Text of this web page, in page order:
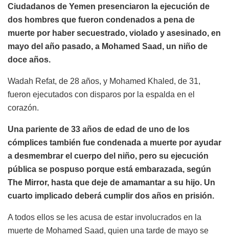
Ciudadanos de Yemen presenciaron la ejecución de
dos hombres que fueron condenados a pena de
muerte por haber secuestrado, violado y asesinado, en
mayo del año pasado, a Mohamed Saad, un niño de
doce años.
Wadah Refat, de 28 años, y Mohamed Khaled, de 31,
fueron ejecutados con disparos por la espalda en el
corazón.
Una pariente de 33 años de edad de uno de los
cómplices también fue condenada a muerte por ayudar
a desmembrar el cuerpo del niño, pero su ejecución
pública se pospuso porque está embarazada, según
The Mirror, hasta que deje de amamantar a su hijo. Un
cuarto implicado deberá cumplir dos años en prisión.
A todos ellos se les acusa de estar involucrados en la
muerte de Mohamed Saad, quien una tarde de mayo se